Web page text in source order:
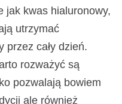
jak kwas hialuronowy,
utrzymać
przez cały dzień.
rozważyć są
pozwalają bowiem
ale również